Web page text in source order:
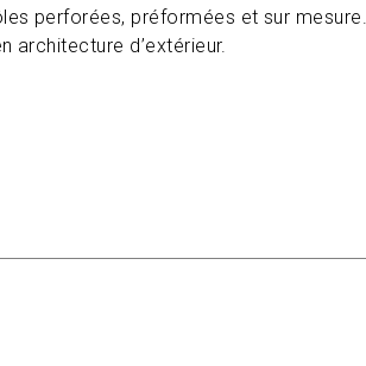
perforées, préformées et sur mesure.
architecture d’extérieur.